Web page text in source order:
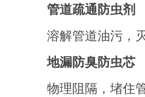
管道疏通防虫剂
溶解管道油污，
地漏防臭防虫芯
物理阻隔，堵住